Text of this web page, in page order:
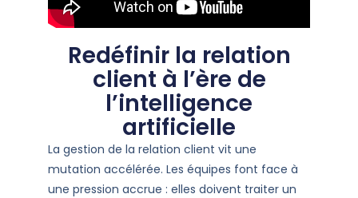
Redéfinir la relation
client à l’ère de
l’intelligence
artificielle
La gestion de la relation client vit une
mutation accélérée. Les équipes font face à
une pression accrue : elles doivent traiter un